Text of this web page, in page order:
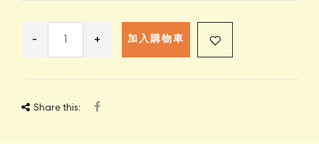
- + 加入購物車
Share this: